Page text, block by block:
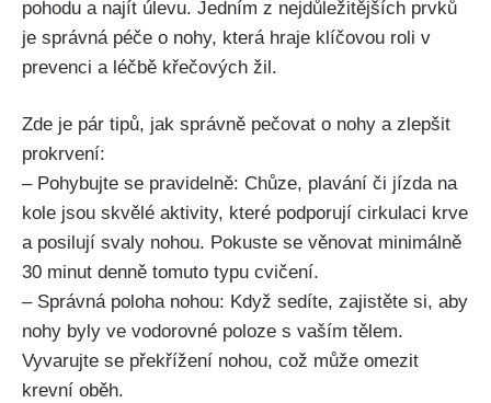
pohodu ⁣a najít úlevu. Jedním z nejdůležitějších prvků
je správná péče o⁤ nohy,​ která hraje klíčovou roli v
⁢prevenci‍ a léčbě křečových žil.
Zde je‌ pár tipů, ⁤jak správně pečovat o nohy a zlepšit
prokrvení:
– Pohybujte ‍se pravidelně: Chůze, plavání či jízda na
kole jsou⁢ skvělé aktivity, které podporují cirkulaci krve
a posilují svaly nohou. ‍Pokuste se věnovat minimálně
30 minut denně tomuto typu cvičení.
– Správná poloha ‌nohou: Když⁣ sedíte, ⁤zajistěte si,⁢ aby
nohy ⁣byly ve vodorovné poloze s vaším tělem.
Vyvarujte se⁣ překřížení nohou, což může⁤ omezit
krevní ​oběh.